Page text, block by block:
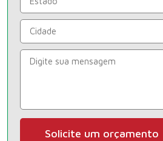
Solicite um orçamento